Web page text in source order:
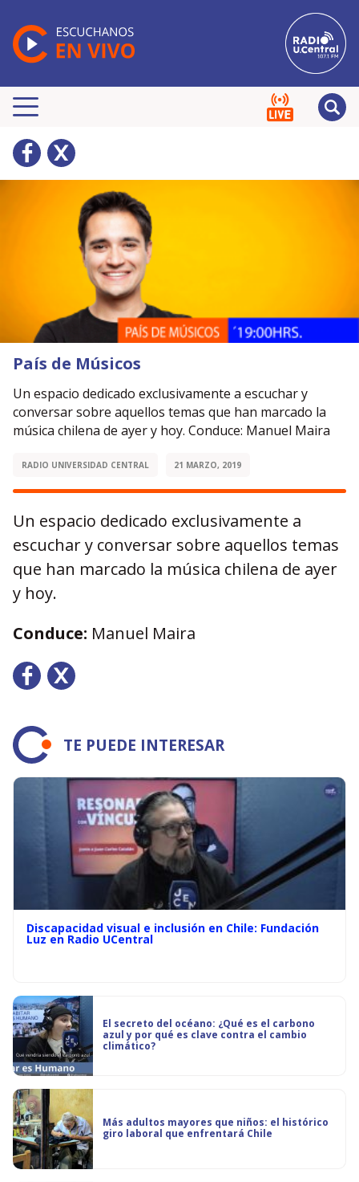
País de Músicos
Un espacio dedicado exclusivamente a escuchar y
conversar sobre aquellos temas que han marcado la
música chilena de ayer y hoy. Conduce: Manuel Maira
RADIO UNIVERSIDAD CENTRAL 21 MARZO, 2019
Un espacio dedicado exclusivamente a
escuchar y conversar sobre aquellos temas
que han marcado la música chilena de ayer
y hoy.
Conduce: Manuel Maira
TE PUEDE INTERESAR
Discapacidad visual e inclusión en Chile: Fundación
Luz en Radio UCentral
El secreto del océano: ¿Qué es el carbono
azul y por qué es clave contra el cambio
climático?
Más adultos mayores que niños: el histórico
giro laboral que enfrentará Chile